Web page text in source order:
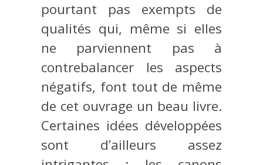
pourtant pas exempts de
qualités qui, même si elles
ne parviennent pas à
contrebalancer les aspects
négatifs, font tout de même
de cet ouvrage un beau livre.
Certaines idées développées
sont d’ailleurs assez